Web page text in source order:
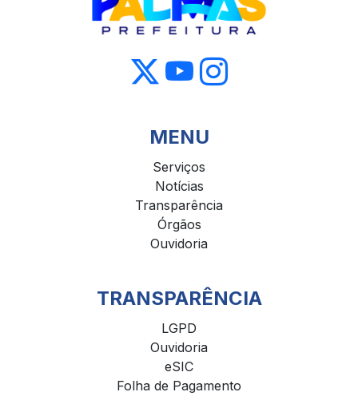
MENU
Serviços
Notícias
Transparência
Órgãos
Ouvidoria
TRANSPARÊNCIA
LGPD
Ouvidoria
eSIC
Folha de Pagamento